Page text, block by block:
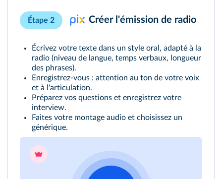
Étape 2 Créer l'émission de radio
Écrivez votre texte dans un style oral, adapté à la
radio (niveau de langue, temps verbaux, longueur
des phrases).
Enregistrez-vous : attention au ton de votre voix
et à l'articulation.
Préparez vos questions et enregistrez votre
interview.
Faites votre montage audio et choisissez un
générique.